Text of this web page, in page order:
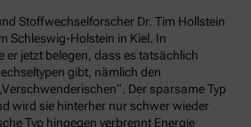
Stoffwechselforscher Dr. Tim Hollstein
Schleswig-Holstein in Kiel. In
er jetzt belegen, dass es tatsächlich
gibt, nämlich den
Der sparsame Typ
wird sie hinterher nur schwer wieder
Typ hingegen verbrennt Energie